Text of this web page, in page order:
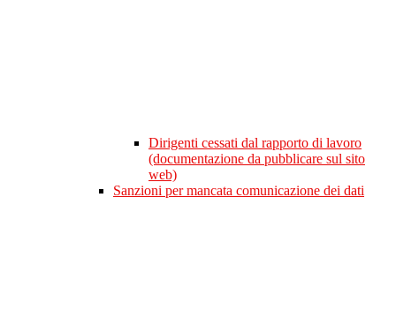
Dirigenti cessati dal rapporto di lavoro
(documentazione da pubblicare sul sito
web)
Sanzioni per mancata comunicazione dei dati